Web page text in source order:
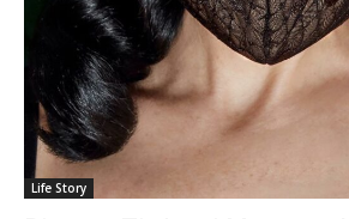
Life Story